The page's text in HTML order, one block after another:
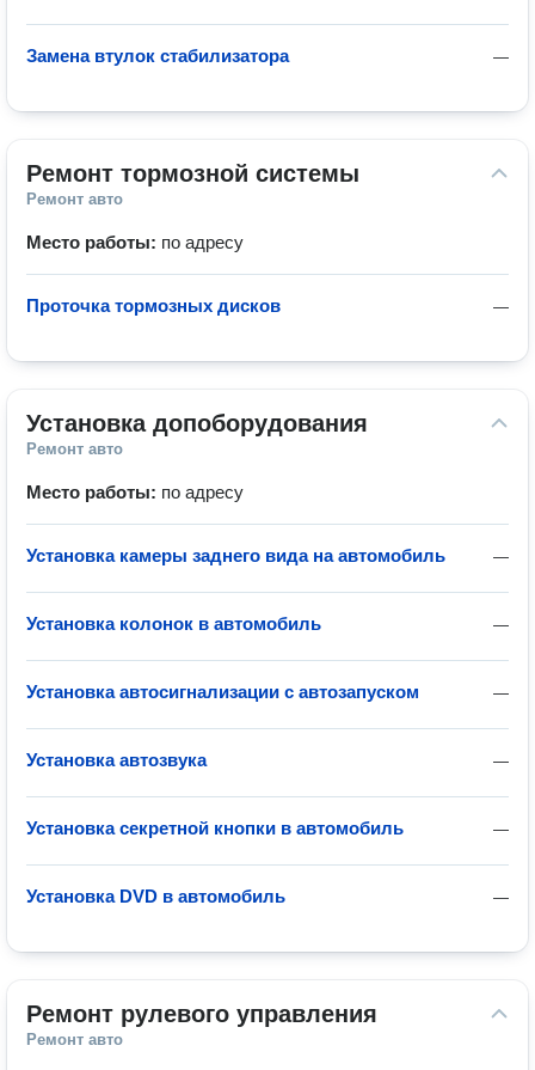
—
Замена втулок стабилизатора
Ремонт тормозной системы
Ремонт авто
Место работы: по адресу
—
Проточка тормозных дисков
Установка допоборудования
Ремонт авто
Место работы: по адресу
—
Установка камеры заднего вида на автомобиль
—
Установка колонок в автомобиль
—
Установка автосигнализации с автозапуском
—
Установка автозвука
—
Установка секретной кнопки в автомобиль
—
Установка DVD в автомобиль
Ремонт рулевого управления
Ремонт авто